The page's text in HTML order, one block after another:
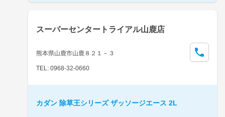
スーパーセンタートライアル山鹿店
熊本県山鹿市山鹿８２１－３
TEL: 0968-32-0660
カダン 除草王シリーズ ザッソージエース 2L